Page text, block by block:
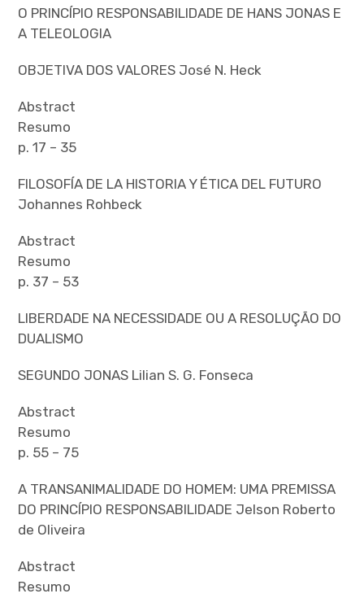
O PRINCÍPIO RESPONSABILIDADE DE HANS JONAS E
A TELEOLOGIA
OBJETIVA DOS VALORES José N. Heck
Abstract
Resumo
p. 17 – 35
FILOSOFÍA DE LA HISTORIA Y ÉTICA DEL FUTURO
Johannes Rohbeck
Abstract
Resumo
p. 37 – 53
LIBERDADE NA NECESSIDADE OU A RESOLUÇÃO DO
DUALISMO
SEGUNDO JONAS Lilian S. G. Fonseca
Abstract
Resumo
p. 55 – 75
A TRANSANIMALIDADE DO HOMEM: UMA PREMISSA
DO PRINCÍPIO RESPONSABILIDADE Jelson Roberto
de Oliveira
Abstract
Resumo